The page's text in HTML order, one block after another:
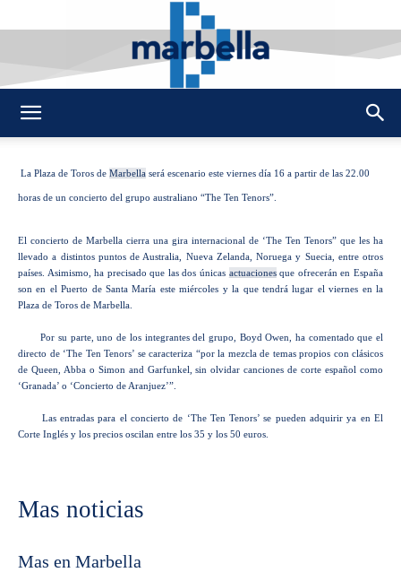
La Plaza de Toros de Marbella será escenario este viernes día 16 a partir de las 22.00
horas de un concierto del grupo australiano “The Ten Tenors”.
El concierto de Marbella cierra una gira internacional de ‘The Ten Tenors” que les ha
llevado a distintos puntos de Australia, Nueva Zelanda, Noruega y Suecia, entre otros
países. Asimismo, ha precisado que las dos únicas actuacionesque ofrecerán en España
son en el Puerto de Santa María este miércoles y la que tendrá lugar el viernes en la
Plaza de Toros de Marbella.
Por su parte, uno de los integrantes del grupo, Boyd Owen, ha comentado que el
directo de ‘The Ten Tenors’ se caracteriza “por la mezcla de temas propios con clásicos
de Queen, Abba o Simon and Garfunkel, sin olvidar canciones de corte español como
‘Granada’ o ‘Concierto de Aranjuez’”.
Las entradas para el concierto de ‘The Ten Tenors’ se pueden adquirir ya en El
Corte Inglés y los precios oscilan entre los 35 y los 50 euros.
Mas noticias
Mas en Marbella